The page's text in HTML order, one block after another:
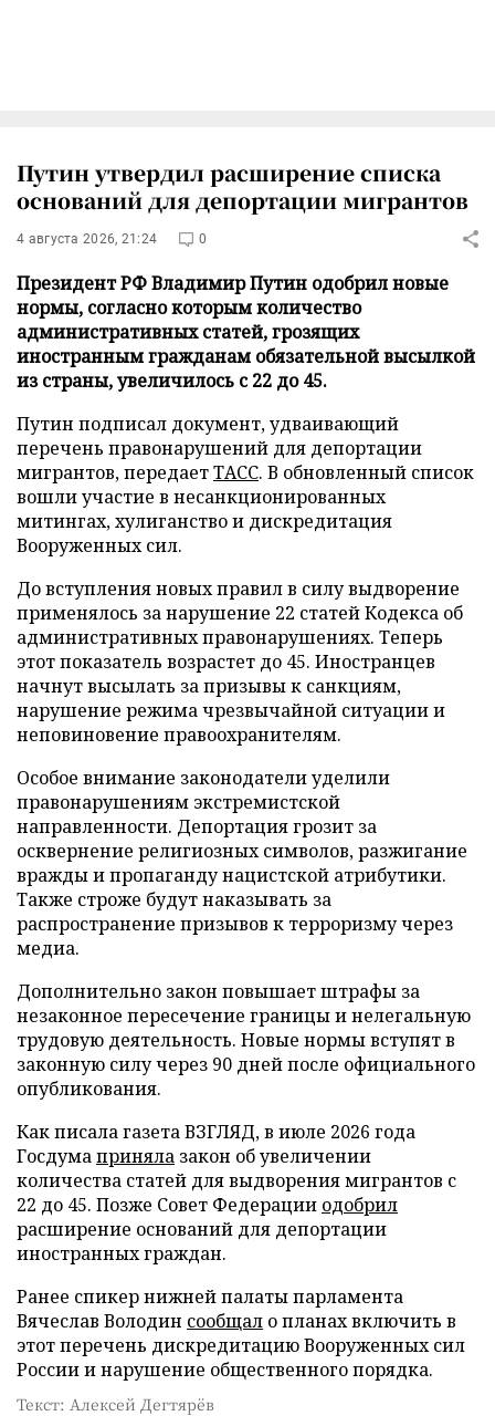
Путин утвердил расширение списка
оснований для депортации мигрантов
4 августа 2026, 21:24 0
Президент РФ Владимир Путин одобрил новые
нормы, согласно которым количество
административных статей, грозящих
иностранным гражданам обязательной высылкой
из страны, увеличилось с 22 до 45.
Путин подписал документ, удваивающий
перечень правонарушений для депортации
мигрантов, передаетТАСС. В обновленный список
вошли участие в несанкционированных
митингах, хулиганство и дискредитация
Вооруженных сил.
До вступления новых правил в силу выдворение
применялось за нарушение 22 статей Кодекса об
административных правонарушениях. Теперь
этот показатель возрастет до 45. Иностранцев
начнут высылать за призывы к санкциям,
нарушение режима чрезвычайной ситуации и
неповиновение правоохранителям.
Особое внимание законодатели уделили
правонарушениям экстремистской
направленности. Депортация грозит за
осквернение религиозных символов, разжигание
вражды и пропаганду нацистской атрибутики.
Также строже будут наказывать за
распространение призывов к терроризму через
медиа.
Дополнительно закон повышает штрафы за
незаконное пересечение границы и нелегальную
трудовую деятельность. Новые нормы вступят в
законную силу через 90 дней после официального
опубликования.
Как писала газета ВЗГЛЯД, в июле 2026 года
Госдумаприняла закон об увеличении
количества статей для выдворения мигрантов с
22 до 45. Позже Совет Федерации одобрил
расширение оснований для депортации
иностранных граждан.
Ранее спикер нижней палаты парламента
Вячеслав Володин сообщал о планах включить в
этот перечень дискредитацию Вооруженных сил
России и нарушение общественного порядка.
Текст: Алексей Дегтярёв